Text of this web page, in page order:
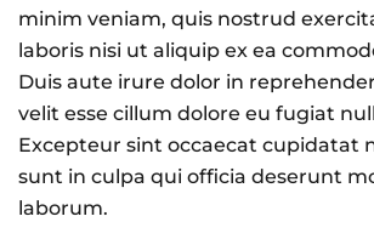
minim veniam, quis nostrud
laboris nisi ut aliquip ex ea
Duis aute irure dolor in
velit esse cillum dolore eu fugiat
Excepteur sint occaecat cupidatat
sunt in culpa qui officia deserunt
laborum.